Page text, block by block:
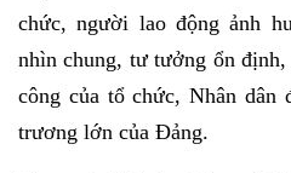
chức, người lao động ảnh
nhìn chung, tư tưởng ổn định,
công của tổ chức, Nhân dân
trương lớn của Đảng.